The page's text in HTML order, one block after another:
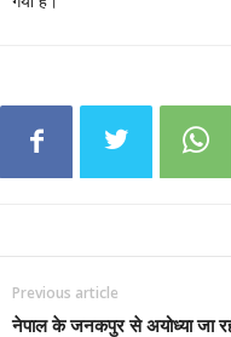
Previous article
नेपाल के जनकपुर से अयोध्या जा